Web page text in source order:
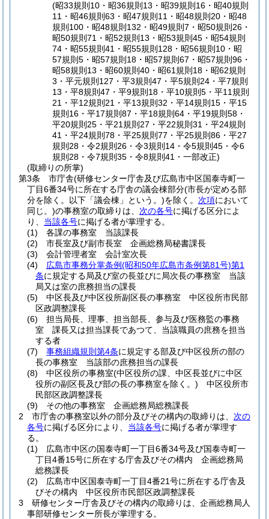
(昭33規則10・昭36規則13・昭39規則16・昭40規則
11・昭46規則63・昭47規則11・昭48規則20・昭48
規則100・昭48規則132・昭49規則7・昭50規則26・
昭50規則71・昭52規則13・昭53規則45・昭54規則
74・昭55規則41・昭55規則128・昭56規則10・昭
57規則5・昭57規則18・昭57規則67・昭57規則96・
昭58規則13・昭60規則40・昭61規則18・昭62規則
3・平元規則127・平3規則47・平5規則24・平7規則
13・平8規則47・平9規則18・平10規則5・平11規則
21・平12規則21・平13規則32・平14規則15・平15
規則16・平17規則87・平18規則64・平19規則58・
平20規則25・平21規則27・平22規則31・平24規則
41・平24規則78・平25規則77・平25規則86・平27
規則28・令2規則26・令3規則14・令5規則45・令6
規則28・令7規則35・令8規則41・一部改正)
(取締りの所掌)
第3条
市庁舎(研修センター庁舎及び広島市中区国泰寺町一
丁目6番34号に所在する庁舎の議会棟部分(市長が定める部
分を除く。以下「議会棟」という。)を除く。 次項において
同じ。)の事務室の取締りは、 次の各号に掲げる区分によ
り、 当該各号に掲げる者が掌理する。
(1)
各課の事務室 当該課長
(2)
市長室及び副市長室 企画総務局秘書課長
(3)
会計管理者室 会計室次長
(4)
広島市事務分掌条例(昭和50年広島市条例第81号)第1
条に規定する局及び室の長並びに局次長の事務室 当該
局又は室の庶務担当の課長
(5)
中区長及び中区役所副区長の事務室 中区役所市民部
区政調整課長
(6)
担当局長、理事、担当部長、参与及び医務監の事務
室 課長又は担当課長であつて、当該職員の庶務を担当
する者
(7)
事務組織規則第4条に規定する部及び中区役所の部の
長の事務室 当該部の庶務担当の課長
(8)
中区役所の事務室(中区役所の課、中区長並びに中区
役所の副区長及び部の長の事務室を除く。) 中区役所市
民部区政調整課長
(9)
その他の事務室 企画総務局総務課長
2
市庁舎の事務室以外の部分及びその構内の取締りは、 次の
各号に掲げる区分により、 当該各号に掲げる者が掌理す
る。
(1)
広島市中区の国泰寺町一丁目6番34号及び国泰寺町一
丁目4番15号に所在する庁舎及びその構内 企画総務局
総務課長
(2)
広島市中区国泰寺町一丁目4番21号に所在する庁舎及
びその構内 中区役所市民部区政調整課長
3
研修センター庁舎及びその構内の取締りは、企画総務局人
事部研修センター所長が掌理する。